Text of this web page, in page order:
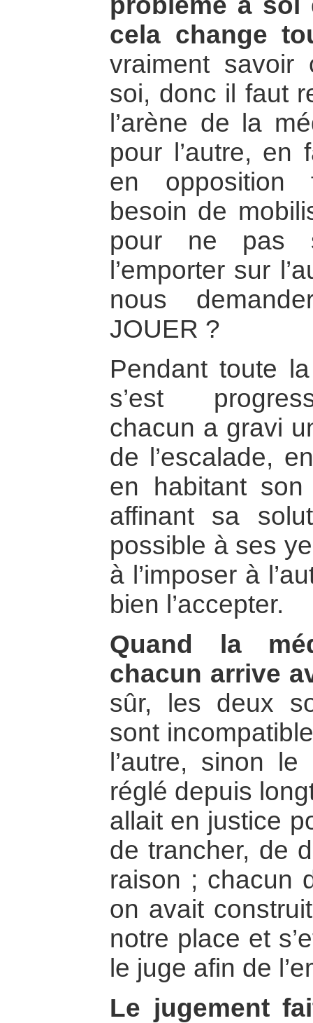
cela change
vraiment
soi, donc il faut
l’arène de la
pour l’autre,
en opposition
besoin de
pour ne pas
l’emporter sur
nous
JOUER ?
Pendant toute
s’est
chacun a gravi
de l’escalade,
en habitant
affinant sa
possible à ses
à l’imposer à
bien l’accepter.
Quand la
chacun arrive
sûr, les deux
sont
l’autre, sinon
réglé depuis
allait en justice
de trancher, de
raison ; chacun
on avait
notre place et
le juge afin de
Le jugement